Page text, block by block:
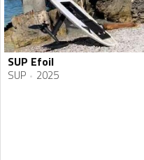
SUP Efoil
SUP 2025